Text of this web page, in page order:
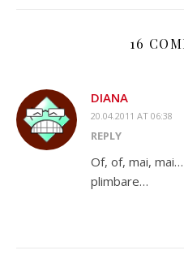
16
DIANA
20.04.2011 AT 06:38
REPLY
Of, of, mai, mai…
plimbare…